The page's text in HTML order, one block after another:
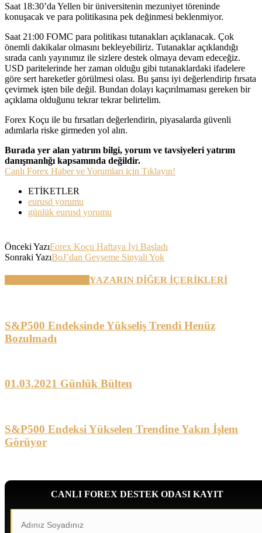
Saat 18:30’da Yellen bir üniversitenin mezuniyet töreninde
konuşacak ve para politikasına pek değinmesi beklenmiyor.
Saat 21:00 FOMC para politikası tutanakları açıklanacak. Çok
önemli dakikalar olmasını bekleyebiliriz. Tutanaklar açıklandığı
sırada canlı yayınımız ile sizlere destek olmaya devam edeceğiz.
USD paritelerinde her zaman olduğu gibi tutanaklardaki ifadelere
göre sert hareketler görülmesi olası. Bu şansı iyi değerlendirip fırsata
çevirmek işten bile değil. Bundan dolayı kaçırılmaması gereken bir
açıklama olduğunu tekrar tekrar belirtelim.
Forex Koçu ile bu fırsatları değerlendirin, piyasalarda güvenli
adımlarla riske girmeden yol alın.
Burada yer alan yatırım bilgi, yorum ve tavsiyeleri yatırım
danışmanlığı kapsamında değildir.
Canlı Forex Haber ve Yorumları için Tıklayın!
ETİKETLER
eurusd yorumu
günlük eurusd yorumu
Önceki YazıForex Koçu Haftaya İyi Başladı
Sonraki YazıBoJ’dan Gevşeme Sinyali Yok
YAZARIN DİĞER İÇERİKLERİ
S&P500 Endeksinde Yükseliş Trendi Henüz
Bozulmadı
01.03.2021 Günlük Bülten
S&P500 Endeksi Yükselen Trendine Yakın İşlem
Görüyor
CANLI FOREX DESTEK ODASI KAYIT